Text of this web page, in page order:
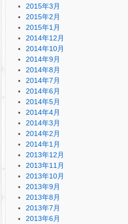
2015年3月
2015年2月
2015年1月
2014年12月
2014年10月
2014年9月
2014年8月
2014年7月
2014年6月
2014年5月
2014年4月
2014年3月
2014年2月
2014年1月
2013年12月
2013年11月
2013年10月
2013年9月
2013年8月
2013年7月
2013年6月